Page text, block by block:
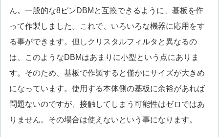
ん。一般的な8ピンDBMと互換できるように、基板を作
って作製しました。これで、いろいろな機器に応用をす
る事ができます。但しクリスタルフィルタと異なるの
は、このようなDBMはあまりに小型という点にありま
す。そのため、基板で作製すると僅かにサイズが大きめ
になっています。使用する本体側の基板に余裕があれば
問題ないのですが、接触してしまう可能性はゼロではあ
りません。その場合は使えないという事になります。